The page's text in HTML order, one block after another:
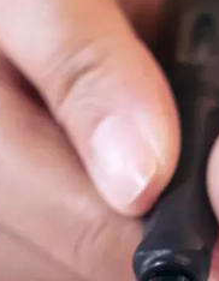
屋根・瓦葺き替え工事
板金工事
防水工事
内装工事
外構工事